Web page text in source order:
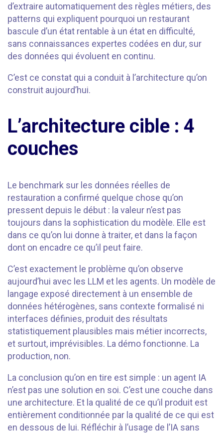
d’extraire automatiquement des règles métiers, des
patterns qui expliquent pourquoi un restaurant
bascule d’un état rentable à un état en difficulté,
sans connaissances expertes codées en dur, sur
des données qui évoluent en continu.
C’est ce constat qui a conduit à l’architecture qu’on
construit aujourd’hui.
L’architecture cible : 4
couches
Le benchmark sur les données réelles de
restauration a confirmé quelque chose qu’on
pressent depuis le début : la valeur n’est pas
toujours dans la sophistication du modèle. Elle est
dans ce qu’on lui donne à traiter, et dans la façon
dont on encadre ce qu’il peut faire.
C’est exactement le problème qu’on observe
aujourd’hui avec les LLM et les agents. Un modèle de
langage exposé directement à un ensemble de
données hétérogènes, sans contexte formalisé ni
interfaces définies, produit des résultats
statistiquement plausibles mais métier incorrects,
et surtout, imprévisibles. La démo fonctionne. La
production, non.
La conclusion qu’on en tire est simple : un agent IA
n’est pas une solution en soi. C’est une couche dans
une architecture. Et la qualité de ce qu’il produit est
entièrement conditionnée par la qualité de ce qui est
en dessous de lui. Réfléchir à l’usage de l’IA sans